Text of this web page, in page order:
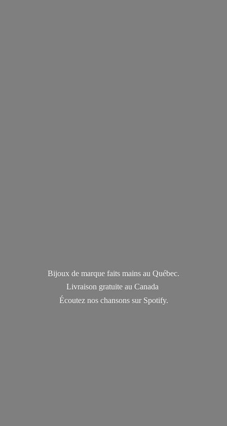
Bijoux de marque faits mains au Québec.
Livraison gratuite au Canada
Écoutez nos chansons sur Spotify.